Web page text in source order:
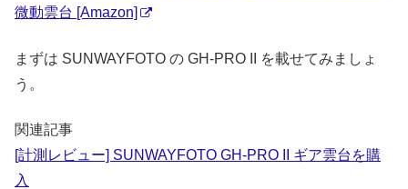
微動雲台 [Amazon]
まずは SUNWAYFOTO の GH-PRO II を載せてみましょ
う。
関連記事
[計測レビュー] SUNWAYFOTO GH-PRO II ギア雲台を購
入